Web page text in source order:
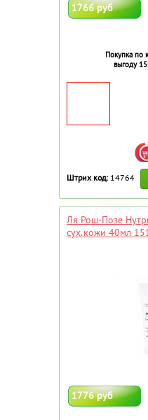
1766 руб
Покупка по
выгоду
Штрих код: 14764
Ля Рош-Позе
сух.кожи 40мл 151
1776 руб